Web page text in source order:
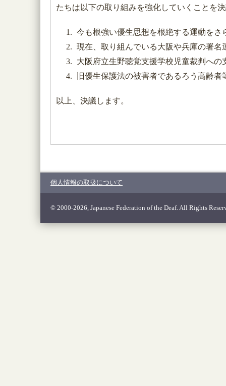
たちは以下の取り組みを強化していくことを
今も根強い優生思想を根絶する運動をさ
現在、取り組んでいる大阪や兵庫の署
大阪府立生野聴覚支援学校児童裁判へ
旧優生保護法の被害者であるろう高齢
以上、決議します。
個人情報の取扱について
© 2000-2026, Japanese Federation of the Deaf. All Rights